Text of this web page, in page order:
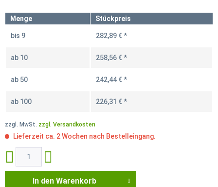
Menge Stückpreis
bis 9 282,89 € *
ab 10 258,56 € *
ab 50 242,44 € *
ab 100 226,31 € *
zzgl. MwSt. zzgl. Versandkosten
Lieferzeit ca. 2 Wochen nach Bestelleingang.
In den Warenkorb